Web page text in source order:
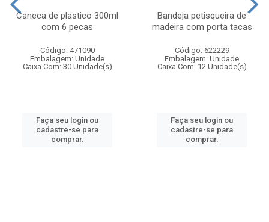
Caneca de plastico 300ml
com 6 pecas
Código: 471090
Embalagem: Unidade
Caixa Com: 30 Unidade(s)
Faça seu login ou
cadastre-se para
comprar.
Bandeja petisqueira de
madeira com porta tacas
Código: 622229
Embalagem: Unidade
Caixa Com: 12 Unidade(s)
Faça seu login ou
cadastre-se para
comprar.